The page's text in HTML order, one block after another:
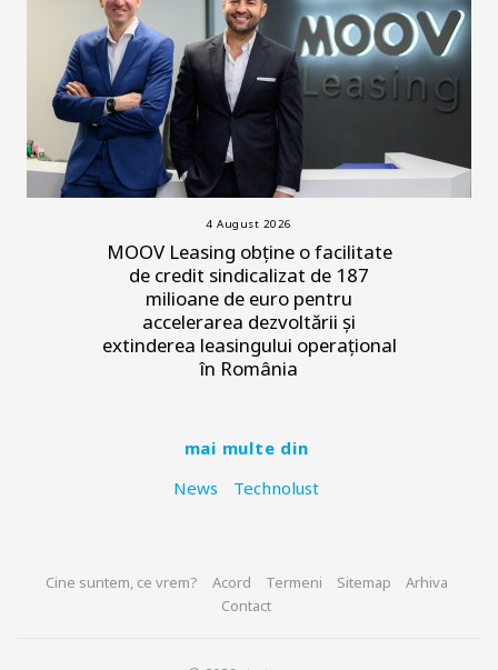
4 August 2026
MOOV Leasing obține o facilitate
de credit sindicalizat de 187
milioane de euro pentru
accelerarea dezvoltării și
extinderea leasingului operațional
în România
mai multe din
News
Technolust
Cine suntem, ce vrem? Acord Termeni Sitemap
Arhiva
Contact